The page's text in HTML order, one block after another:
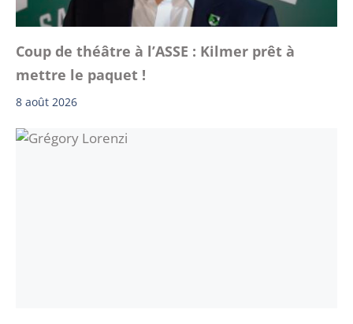
Coup de théâtre à l’ASSE : Kilmer prêt à
mettre le paquet !
8 août 2026